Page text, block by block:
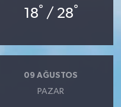
18° / 28°
09 AĞUSTOS
PAZAR